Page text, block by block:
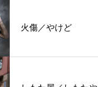
火傷／やけど